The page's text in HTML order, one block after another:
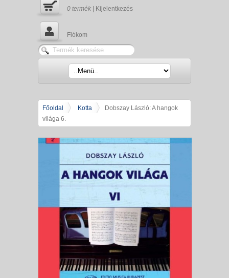
0 termék Kijelentkezés
Fiókom
Főoldal Kotta
Dobszay László: A hangok
világa 6.